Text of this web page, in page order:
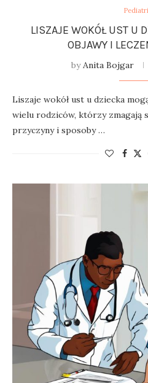
LISZAJE WOKÓŁ UST U
OBJAWY I
byAnita Bojgar
Liszaje wokół ust u dziecka
wielu rodziców, którzy zmagają
przyczyny i sposoby …